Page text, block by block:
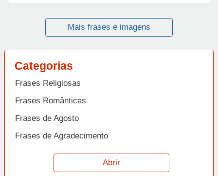
Mais frases e imagens
Categorias
Frases Religiosas
Frases Românticas
Frases de Agosto
Frases de Agradecimento
Frases de Amizade
Frases de Amor
Abrir